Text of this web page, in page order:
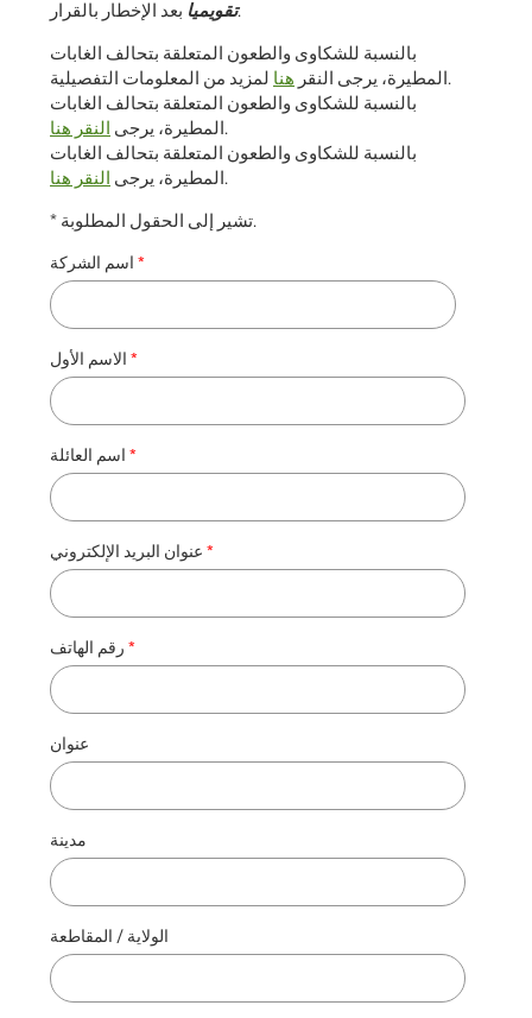
تقويميابعد الإخطار بالقرار.
بالنسبة للشكاوى والطعون المتعلقة بتحالف الغابات
المطيرة، يرجى النقر هنا
لمزيد من المعلومات التفصيلية.
بالنسبة للشكاوى والطعون المتعلقة بتحالف الغابات
المطيرة، يرجى النقر هنا
.
بالنسبة للشكاوى والطعون المتعلقة بتحالف الغابات
المطيرة، يرجى النقر هنا
.
* تشير إلى الحقول المطلوبة.
اسم الشركة
الاسم الأول
اسم العائلة
عنوان البريد الإلكتروني
رقم الهاتف
عنوان
مدينة
الولاية / المقاطعة